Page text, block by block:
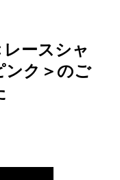
ースシャ
ク＞のご